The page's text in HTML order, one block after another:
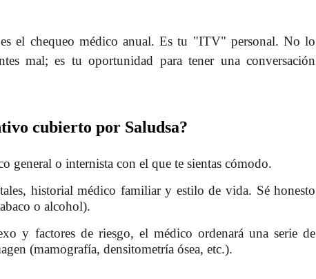
el chequeo médico anual. Es tu "ITV" personal. No lo
mal; es tu oportunidad para tener una conversación
cubierto por Saludsa?
general o internista con el que te sientas cómodo.
historial médico familiar y estilo de vida. Sé honesto
o alcohol).
y factores de riesgo, el médico ordenará una serie de
(mamografía, densitometría ósea, etc.).